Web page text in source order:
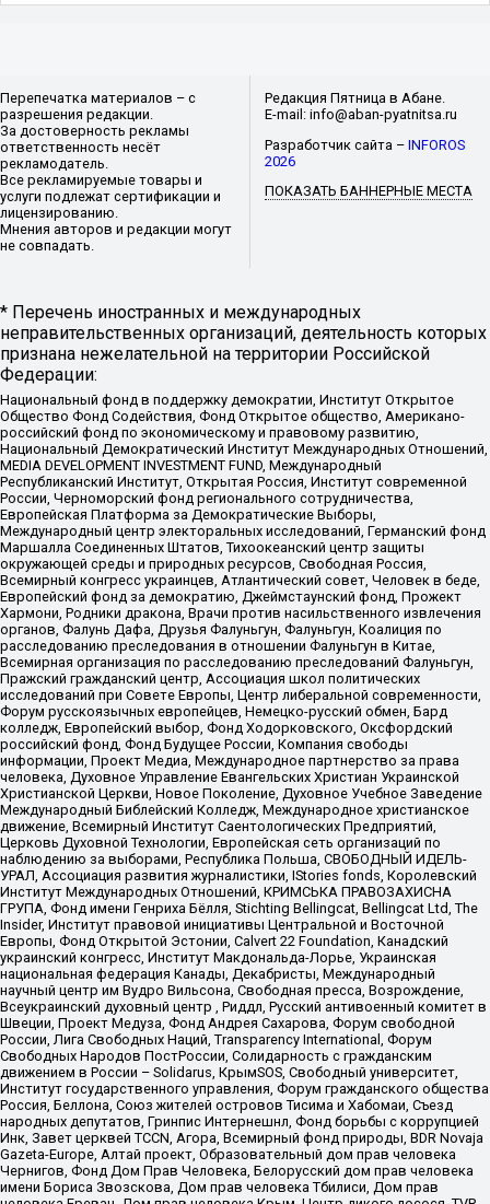
Перепечатка материалов – с
разрешения редакции.
За достоверность рекламы
ответственность несёт
рекламодатель.
Все рекламируемые товары и
услуги подлежат сертификации и
лицензированию.
Мнения авторов и редакции могут
не совпадать.
Редакция Пятница в Абане.
E-mail: info@aban-pyatnitsa.ru
Разработчик сайта –INFOROS
2026
ПОКАЗАТЬ БАННЕРНЫЕ МЕСТА
* Перечень иностранных и международных
неправительственных организаций, деятельность которых
признана нежелательной на территории Российской
Федерации:
Национальный фонд в поддержку демократии, Институт Открытое
Общество Фонд Содействия, Фонд Открытое общество, Американо-
российский фонд по экономическому и правовому развитию,
Национальный Демократический Институт Международных Отношений,
MEDIA DEVELOPMENT INVESTMENT FUND, Международный
Республиканский Институт, Открытая Россия, Институт современной
России, Черноморский фонд регионального сотрудничества,
Европейская Платформа за Демократические Выборы,
Международный центр электоральных исследований, Германский фонд
Маршалла Соединенных Штатов, Тихоокеанский центр защиты
окружающей среды и природных ресурсов, Свободная Россия,
Всемирный конгресс украинцев, Атлантический совет, Человек в беде,
Европейский фонд за демократию, Джеймстаунский фонд, Прожект
Хармони, Родники дракона, Врачи против насильственного извлечения
органов, Фалунь Дафа, Друзья Фалуньгун, Фалуньгун, Коалиция по
расследованию преследования в отношении Фалуньгун в Китае,
Всемирная организация по расследованию преследований Фалуньгун,
Пражский гражданский центр, Ассоциация школ политических
исследований при Совете Европы, Центр либеральной современности,
Форум русскоязычных европейцев, Немецко-русский обмен, Бард
колледж, Европейский выбор, Фонд Ходорковского, Оксфордский
российский фонд, Фонд Будущее России, Компания свободы
информации, Проект Медиа, Международное партнерство за права
человека, Духовное Управление Евангельских Христиан Украинской
Христианской Церкви, Новое Поколение, Духовное Учебное Заведение
Международный Библейский Колледж, Международное христианское
движение, Всемирный Институт Саентологических Предприятий,
Церковь Духовной Технологии, Европейская сеть организаций по
наблюдению за выборами, Республика Польша, СВОБОДНЫЙ ИДЕЛЬ-
УРАЛ, Ассоциация развития журналистики, IStories fonds, Королевский
Институт Международных Отношений, КРИМСЬКА ПРАВОЗАХИСНА
ГРУПА, Фонд имени Генриха Бёлля, Stichting Bellingcat, Bellingcat Ltd, The
Insider, Институт правовой инициативы Центральной и Восточной
Европы, Фонд Открытой Эстонии, Calvert 22 Foundation, Канадский
украинский конгресс, Институт Макдональда-Лорье, Украинская
национальная федерация Канады, Декабристы, Международный
научный центр им Вудро Вильсона, Свободная пресса, Возрождение,
Всеукраинский духовный центр , Риддл, Русский антивоенный комитет в
Швеции, Проект Медуза, Фонд Андрея Сахарова, Форум свободной
России, Лига Свободных Наций, Transparеncy International, Форум
Свободных Народов ПостРоссии, Солидарность с гражданским
движением в России – Solidarus, КрымSOS, Свободный университет,
Институт государственного управления, Форум гражданского общества
Россия, Беллона, Союз жителей островов Тисима и Хабомаи, Съезд
народных депутатов, Гринпис Интернешнл, Фонд борьбы с коррупцией
Инк, Завет церквей TCCN, Агора, Всемирный фонд природы, BDR Novaja
Gazeta-Europe, Алтай проект, Образовательный дом прав человека
Чернигов, Фонд Дом Прав Человека, Белорусский дом прав человека
имени Бориса Звозскова, Дом прав человека Тбилиси, Дом прав